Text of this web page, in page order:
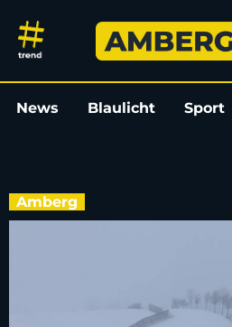
Wetterdienst
News Blaulicht Sport
Amberg